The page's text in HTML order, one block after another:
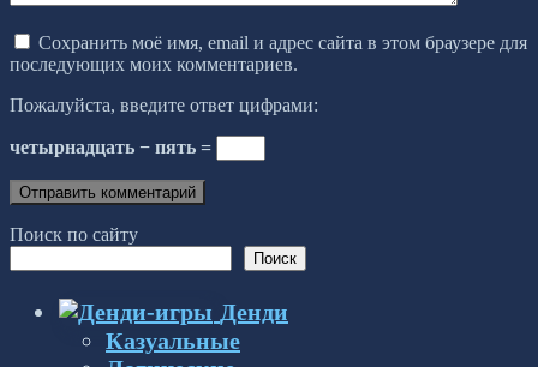
Сохранить моё имя, email и адрес сайта в этом браузере для
последующих моих комментариев.
Пожалуйста, введите ответ цифрами:
четырнадцать − пять =
Поиск по сайту
Поиск
Денди
Казуальные